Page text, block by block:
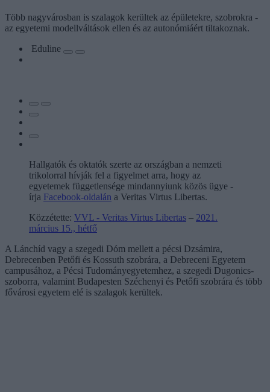
Több nagyvárosban is szalagok kerültek az épületekre, szobrokra -
az egyetemi modellváltások ellen és az autonómiáért tiltakoznak.
Eduline
Hallgatók és oktatók szerte az országban a nemzeti
trikolorral hívják fel a figyelmet arra, hogy az
egyetemek függetlensége mindannyiunk közös ügye -
írja Facebook-oldalán a Veritas Virtus Libertas.
Közzétette: VVL - Veritas Virtus Libertas – 2021.
március 15., hétfő
A Lánchíd vagy a szegedi Dóm mellett a pécsi Dzsámira,
Debrecenben Petőfi és Kossuth szobrára, a Debreceni Egyetem
campusához, a Pécsi Tudományegyetemhez, a szegedi Dugonics-
szoborra, valamint Budapesten Széchenyi és Petőfi szobrára és több
fővárosi egyetem elé is szalagok kerültek.